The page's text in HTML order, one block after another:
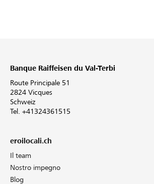
Banque Raiffeisen du Val-Terbi
Route Principale 51
2824 Vicques
Schweiz
Tel. +41324361515
eroilocali.ch
Il team
Nostro impegno
Blog